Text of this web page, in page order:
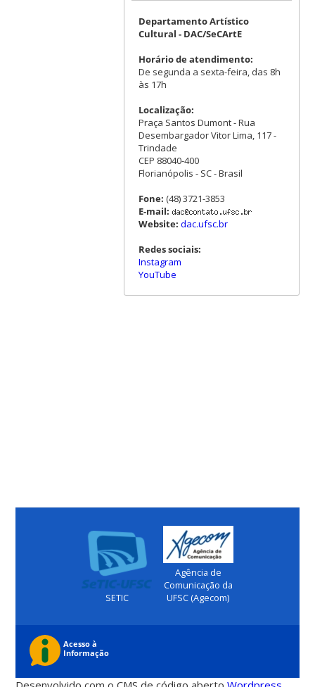
Departamento Artístico
Cultural - DAC/SeCArtE
Horário de atendimento:
De segunda a sexta-feira, das 8h
às 17h
Localização:
Praça Santos Dumont - Rua
Desembargador Vitor Lima, 117 -
Trindade
CEP 88040-400
Florianópolis - SC - Brasil
Fone: (48) 3721-3853
E-mail:
Website: dac.ufsc.br
Redes sociais:
Instagram
YouTube
SETIC
Agência de
Comunicação da
UFSC (Agecom)